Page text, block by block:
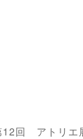
回 アトリエ